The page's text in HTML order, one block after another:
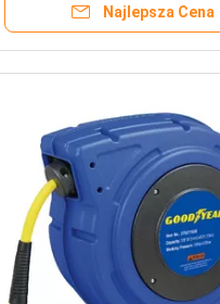
Najlepsza Cena